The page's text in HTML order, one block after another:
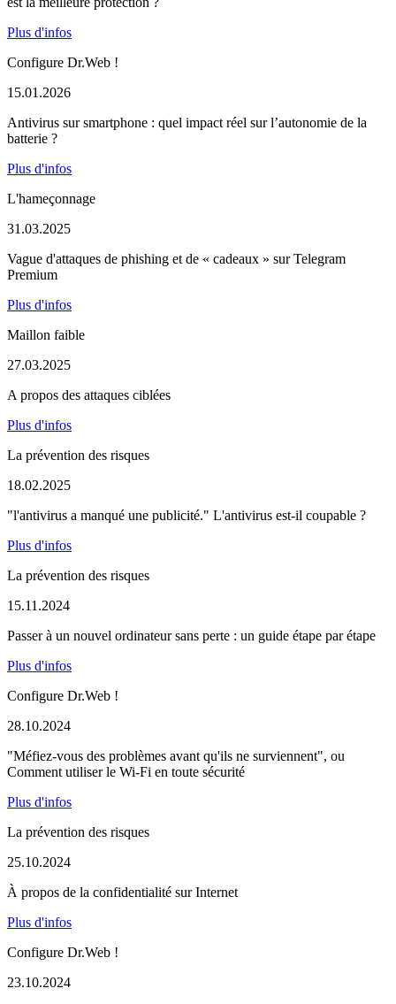
Plus d'infos
Configure Dr.Web !
15.01.2026
Antivirus sur smartphone : quel impact réel sur l’autonomie de la
batterie ?
Plus d'infos
L'hameçonnage
31.03.2025
Vague d'attaques de phishing et de « cadeaux » sur Telegram
Premium
Plus d'infos
Maillon faible
27.03.2025
A propos des attaques ciblées
Plus d'infos
La prévention des risques
18.02.2025
"l'antivirus a manqué une publicité." L'antivirus est-il coupable ?
Plus d'infos
La prévention des risques
15.11.2024
Passer à un nouvel ordinateur sans perte : un guide étape par étape
Plus d'infos
Configure Dr.Web !
28.10.2024
"Méfiez-vous des problèmes avant qu'ils ne surviennent", ou
Comment utiliser le Wi-Fi en toute sécurité
Plus d'infos
La prévention des risques
25.10.2024
À propos de la confidentialité sur Internet
Plus d'infos
Configure Dr.Web !
23.10.2024